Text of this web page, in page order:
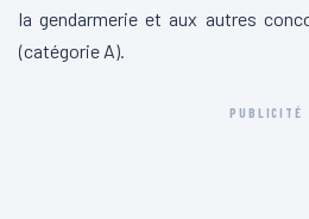
la gendarmerie et aux autres
(catégorie A).
PUBLICITÉ